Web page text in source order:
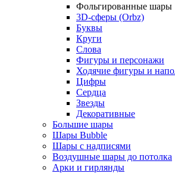
Фольгированные шары
3D-сферы (Orbz)
Буквы
Круги
Слова
Фигуры и персонажи
Ходячие фигуры и
Цифры
Сердца
Звезды
Декоративные
Большие шары
Шары Bubble
Шары с надписями
Воздушные шары до потолка
Арки и гирлянды